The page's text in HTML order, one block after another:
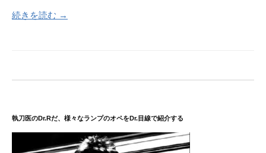
続きを読む →
執刀医のDr.Rだ、様々なランプのオペをDr.目線で紹介する